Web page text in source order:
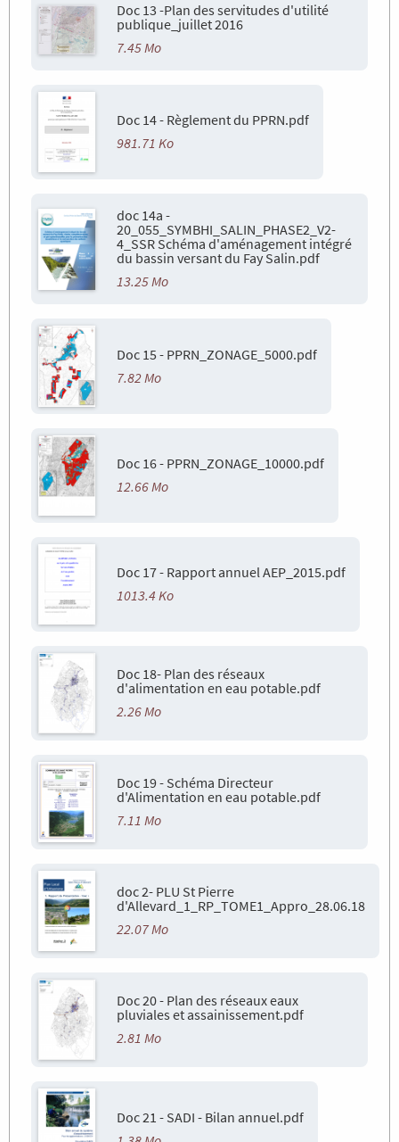
Doc 13 -Plan des servitudes d'utilité
publique_juillet 2016
7.45 Mo
Doc 14 - Règlement du PPRN.pdf
981.71 Ko
doc 14a -
20_055_SYMBHI_SALIN_PHASE2_V2-
4_SSR Schéma d'aménagement intégré
du bassin versant du Fay Salin.pdf
13.25 Mo
Doc 15 - PPRN_ZONAGE_5000.pdf
7.82 Mo
Doc 16 - PPRN_ZONAGE_10000.pdf
12.66 Mo
Doc 17 - Rapport annuel AEP_2015.pdf
1013.4 Ko
Doc 18- Plan des réseaux
d'alimentation en eau potable.pdf
2.26 Mo
Doc 19 - Schéma Directeur
d'Alimentation en eau potable.pdf
7.11 Mo
doc 2- PLU St Pierre
d'Allevard_1_RP_TOME1_Appro_28.06.18
22.07 Mo
Doc 20 - Plan des réseaux eaux
pluviales et assainissement.pdf
2.81 Mo
Doc 21 - SADI - Bilan annuel.pdf